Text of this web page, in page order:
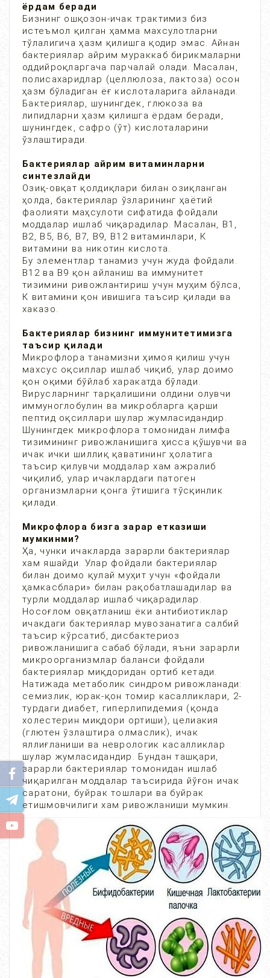
ёрдам беради
Бизнинг ошқозон-ичак трактимиз биз
истеъмол қилган ҳамма махсулотларни
тўлалигича ҳазм қилишга қодир эмас. Айнан
бактериялар айрим мураккаб бирикмаларни
оддийроқларгача парчалай олади. Масалан,
полисахаридлар (целлюлоза, лактоза) осон
ҳазм бўладиган ёғ кислоталарига айланади.
Бактериялар, шунингдек, глюкоза ва
липидларни ҳазм қилишга ёрдам беради,
шунингдек, сафро (ўт) кислоталарини
ўзлаштиради.
Бактериялар айрим витаминларни
синтезлайди
Озиқ-овқат қолдиқлари билан озиқланган
ҳолда, бактериялар ўзларининг ҳаётий
фаолияти маҳсулоти сифатида фойдали
моддалар ишлаб чиқарадилар. Масалан, B1,
B2, B5, B6, B7, B9, B12 витаминлари, К
витамини ва никотин кислота.
Бу элементлар танамиз учун жуда фойдали.
В12 ва В9 қон айланиш ва иммунитет
тизимини ривожлантириш учун муҳим бўлса,
К витамини қон ивишига таъсир қилади ва
хаказо.
Бактериялар бизнинг иммунитетимизга
таъсир қилади
Микрофлора танамизни ҳимоя қилиш учун
махсус оқсиллар ишлаб чиқиб, улар доимо
қон оқими бўйлаб харакатда бўлади.
Вирусларнинг тарқалишини олдини олувчи
иммуноглобулин ва микробларга қарши
пептид оқсиллари шулар жумласидандир.
Шунингдек микрофлора томонидан лимфа
тизимининг ривожланишига ҳисса қўшувчи ва
ичак ички шиллиқ қаватининг ҳолатига
таъсир қилувчи моддалар хам ажралиб
чиқилиб, улар ичаклардаги патоген
организмларни қонга ўтишига тўсқинлик
қилади.
Микрофлора бизга зарар етказиши
мумкинми?
Ҳа, чунки ичакларда зарарли бактериялар
хам яшайди. Улар фойдали бактериялар
билан доимо қулай муҳит учун «фойдали
ҳамкасблари» билан рақобатлашадилар ва
турли моддалар ишлаб чиқарадилар.
Носоғлом овқатланиш ёки антибиотиклар
ичакдаги бактериялар мувозанатига салбий
таъсир кўрсатиб, дисбактериоз
ривожланишига сабаб бўлади, яъни зарарли
микроорганизмлар баланси фойдали
бактериялар миқдоридан ортиб кетади.
Натижада метаболик синдром ривожланади:
семизлик, юрак-қон томир касалликлари, 2-
турдаги диабет, гиперлипидемия (қонда
холестерин миқдори ортиши), целиакия
(глютен ўзлаштира олмаслик), ичак
яллиғланиши ва неврологик касалликлар
шулар жумласидандир. Бундан ташқари,
зарарли бактериялар томонидан ишлаб
чиқарилган моддалар таъсирида йўғон ичак
саратони, буйрак тошлари ва буйрак
етишмовчилиги хам ривожланиши мумкин.